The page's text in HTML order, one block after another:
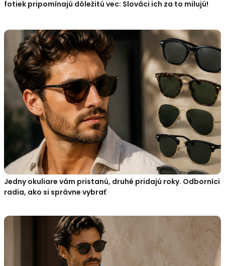
fotiek pripomínajú dôležitú vec: Slováci ich za to milujú!
Jedny okuliare vám pristanú, druhé pridajú roky. Odborníci
radia, ako si správne vybrať